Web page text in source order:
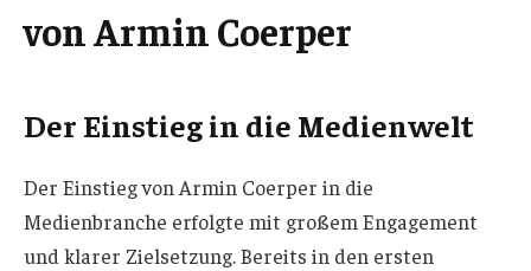
von Armin Coerper
Der Einstieg in die Medienwelt
Der Einstieg von Armin Coerper in die
Medienbranche erfolgte mit großem Engagement
und klarer Zielsetzung. Bereits in den ersten